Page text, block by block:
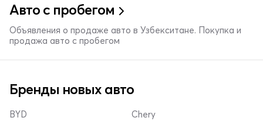
Авто с пробегом
Объявления о продаже авто в Узбекситане. Покупка и
продажа авто с пробегом
Бренды новых авто
BYD Chery